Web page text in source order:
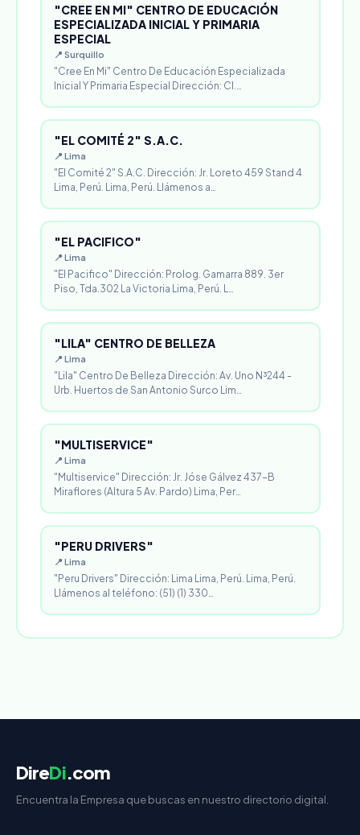
"CREE EN MI" CENTRO DE EDUCACIÓN
ESPECIALIZADA INICIAL Y PRIMARIA
ESPECIAL
📍 Surquillo
"Cree En Mi" Centro De Educación Especializada
Inicial Y Primaria Especial Dirección: Cl.…
"EL COMITÉ 2" S.A.C.
📍 Lima
"El Comité 2" S.A.C. Dirección: Jr. Loreto 459 Stand 4
Lima, Perú. Lima, Perú. Llámenos a…
"EL PACIFICO"
📍 Lima
"El Pacifico" Dirección: Prolog. Gamarra 889. 3er
Piso, Tda.302 La Victoria Lima, Perú. L…
"LILA" CENTRO DE BELLEZA
📍 Lima
"Lila" Centro De Belleza Dirección: Av. Uno N³244 -
Urb. Huertos de San Antonio Surco Lim…
"MULTISERVICE"
📍 Lima
"Multiservice" Dirección: Jr. Jóse Gálvez 437-B
Miraflores (Altura 5 Av. Pardo) Lima, Per…
"PERU DRIVERS"
📍 Lima
"Peru Drivers" Dirección: Lima Lima, Perú. Lima, Perú.
Llámenos al teléfono: (51) (1) 330…
DireDi.com
Encuentra la Empresa que buscas en nuestro directorio digital.